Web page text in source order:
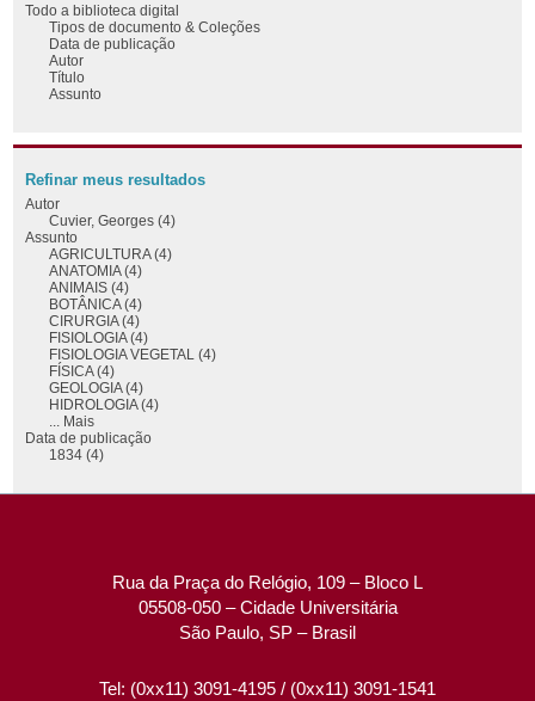
Todo a biblioteca digital
Tipos de documento & Coleções
Data de publicação
Autor
Título
Assunto
Refinar meus resultados
Autor
Cuvier, Georges (4)
Assunto
AGRICULTURA (4)
ANATOMIA (4)
ANIMAIS (4)
BOTÂNICA (4)
CIRURGIA (4)
FISIOLOGIA (4)
FISIOLOGIA VEGETAL (4)
FÍSICA (4)
GEOLOGIA (4)
HIDROLOGIA (4)
... Mais
Data de publicação
1834 (4)
Rua da Praça do Relógio, 109 – Bloco L
05508-050 – Cidade Universitária
São Paulo, SP – Brasil
Tel: (0xx11) 3091-4195 / (0xx11) 3091-1541